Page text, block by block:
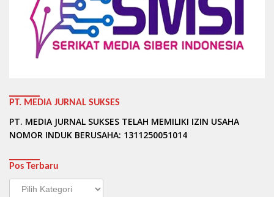
PT. MEDIA JURNAL SUKSES
PT. MEDIA JURNAL SUKSES TELAH MEMILIKI IZIN USAHA
NOMOR INDUK BERUSAHA: 1311250051014
Pos Terbaru
Pos